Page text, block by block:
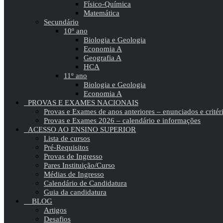
Físico-Química
Matemática
Secundário
10º ano
Biologia e Geologia
Economia A
Geografia A
HCA
11º ano
Biologia e Geologia
Economia A
PROVAS E EXAMES NACIONAIS
Provas e Exames de anos anteriores – enunciados e
Provas e Exames 2026 – calendário e informações
ACESSO AO ENSINO SUPERIOR
Lista de cursos
Pré-Requisitos
Provas de Ingresso
Pares Instituição/Curso
Médias de Ingresso
Calendário de Candidatura
Guia da candidatura
BLOG
Artigos
Desafios